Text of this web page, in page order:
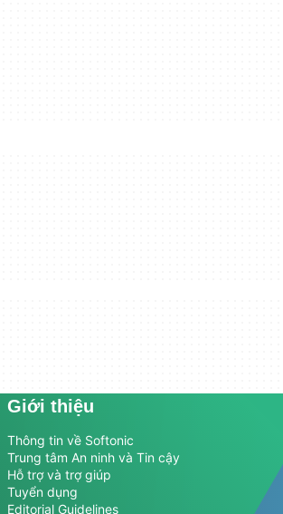
Giới thiệu
Thông tin về Softonic
Trung tâm An ninh và Tin cậy
Hỗ trợ và trợ giúp
Tuyển dụng
Editorial Guidelines